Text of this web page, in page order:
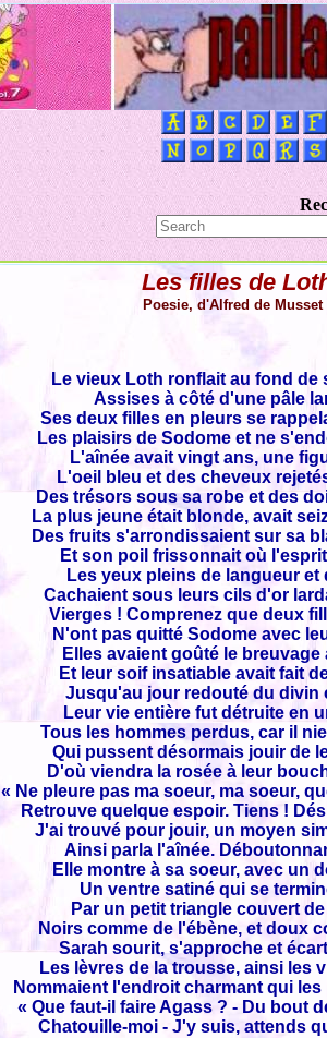
Les filles de
Poesie, d'Alfred de Musset
Le vieux Loth ronflait au fond de
Assises à côté d'une pâle
Ses deux filles en pleurs se
Les plaisirs de Sodome et ne
L'aînée avait vingt ans, une
L'oeil bleu et des cheveux
Des trésors sous sa robe et des
La plus jeune était blonde, avait
Des fruits s'arrondissaient sur sa
Et son poil frissonnait où
Les yeux pleins de langueur et
Cachaient sous leurs cils d'or
Vierges ! Comprenez que deux
N'ont pas quitté Sodome avec
Elles avaient goûté le breuvage
Et leur soif insatiable avait fait
Jusqu'au jour redouté du divin
Leur vie entière fut détruite en
Tous les hommes perdus, car il
Qui pussent désormais jouir de
D'où viendra la rosée à leur
« Ne pleure pas ma soeur, ma soeur,
Retrouve quelque espoir. Tiens !
J'ai trouvé pour jouir, un moyen
Ainsi parla l'aînée.
Elle montre à sa soeur, avec un
Un ventre satiné qui se
Par un petit triangle couvert
Noirs comme de l'ébène, et doux
Sarah sourit, s'approche et
Les lèvres de la trousse, ainsi les
Nommaient l'endroit charmant qui
« Que faut-il faire Agass ? - Du bout
Chatouille-moi - J'y suis, attends